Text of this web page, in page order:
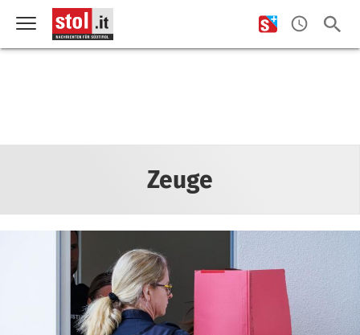
Zeuge